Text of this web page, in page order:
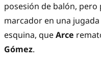
posesión de balón,
marcador en una
esquina, queArce
Gómez.